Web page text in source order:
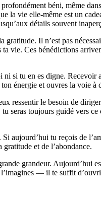
béni, même
la vie elle-même est un
détails souvent
Il n’est pas
vie. Ces bénédictions
si tu en es digne.
énergie et ouvres la voie à
ressentir le besoin de
seras toujours guidé vers
aujourd’hui tu reçois de
et de l’abondance.
grandeur. Aujourd’hui
— il te suffit